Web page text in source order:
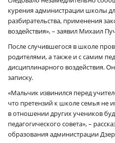
курения администрации школы
разбирательства, применения
воздействия», – заявил Михаил
После случившегося в школе
родителями, а также и с самим
дисциплинарного воздействия.
записку.
«Мальчик извинился перед
что претензий к школе семья не
в отношении других учеников
педагогического совета», –
образования администрации